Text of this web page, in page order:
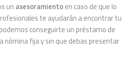
un asesoramientoen caso de que lo
te ayudarán a encontrar tu
conseguirte un préstamo de
nómina fija y sin que debas presentar